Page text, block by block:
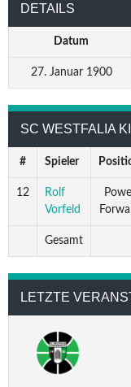
DETAILS
Datum
27. Januar 1900
SC WESTFALIA
# Spieler
12
Rolf
Vorfeld
Gesamt
LETZTE